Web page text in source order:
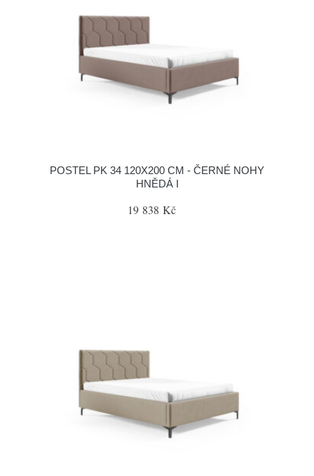
POSTEL PK 34 120X200 CM - ČERNÉ NOHY
HNĚDÁ I
19 838 Kč